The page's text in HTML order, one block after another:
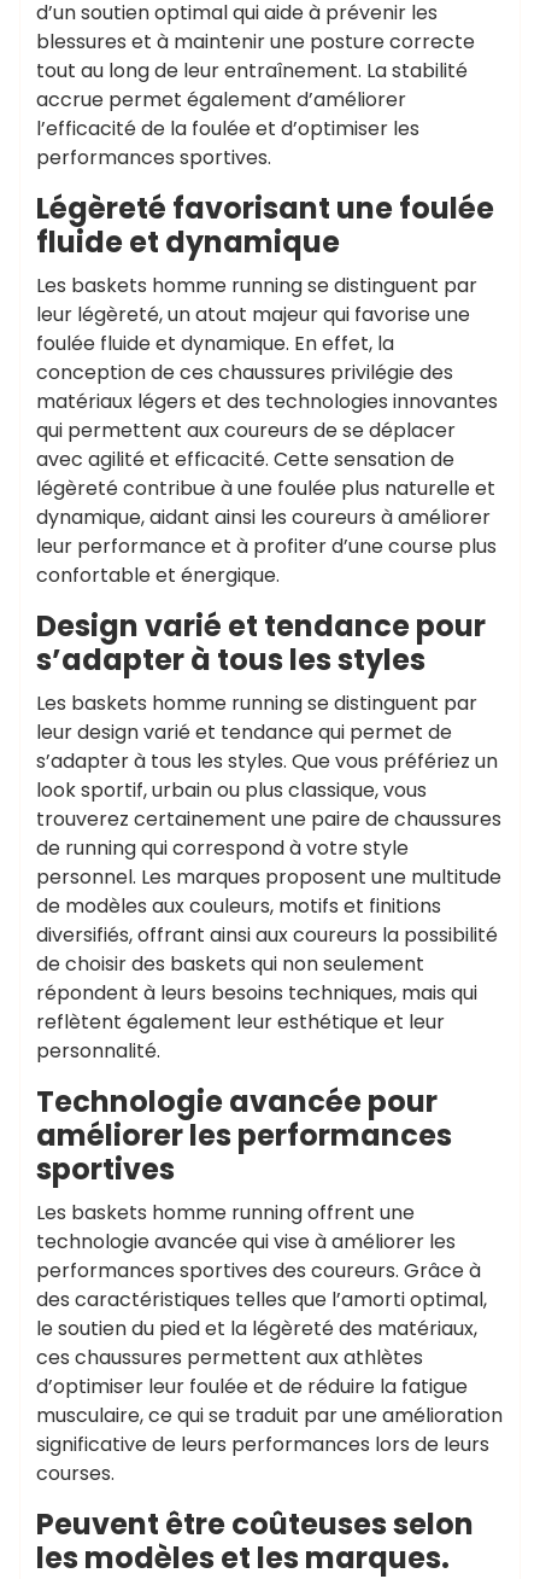
d’un soutien optimal qui aide à prévenir les
blessures et à maintenir une posture correcte
tout au long de leur entraînement. La stabilité
accrue permet également d’améliorer
l’efficacité de la foulée et d’optimiser les
performances sportives.
Légèreté favorisant une foulée
fluide et dynamique
Les baskets homme running se distinguent par
leur légèreté, un atout majeur qui favorise une
foulée fluide et dynamique. En effet, la
conception de ces chaussures privilégie des
matériaux légers et des technologies innovantes
qui permettent aux coureurs de se déplacer
avec agilité et efficacité. Cette sensation de
légèreté contribue à une foulée plus naturelle et
dynamique, aidant ainsi les coureurs à améliorer
leur performance et à profiter d’une course plus
confortable et énergique.
Design varié et tendance pour
s’adapter à tous les styles
Les baskets homme running se distinguent par
leur design varié et tendance qui permet de
s’adapter à tous les styles. Que vous préfériez un
look sportif, urbain ou plus classique, vous
trouverez certainement une paire de chaussures
de running qui correspond à votre style
personnel. Les marques proposent une multitude
de modèles aux couleurs, motifs et finitions
diversifiés, offrant ainsi aux coureurs la possibilité
de choisir des baskets qui non seulement
répondent à leurs besoins techniques, mais qui
reflètent également leur esthétique et leur
personnalité.
Technologie avancée pour
améliorer les performances
sportives
Les baskets homme running offrent une
technologie avancée qui vise à améliorer les
performances sportives des coureurs. Grâce à
des caractéristiques telles que l’amorti optimal,
le soutien du pied et la légèreté des matériaux,
ces chaussures permettent aux athlètes
d’optimiser leur foulée et de réduire la fatigue
musculaire, ce qui se traduit par une amélioration
significative de leurs performances lors de leurs
courses.
Peuvent être coûteuses selon
les modèles et les marques.